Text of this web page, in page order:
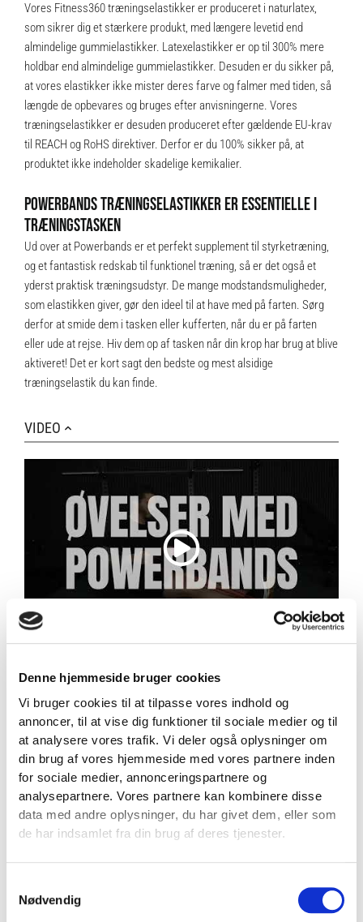
Denne hjemmeside bruger cookies
Vi bruger cookies til at tilpasse vores indhold og
annoncer, til at vise dig funktioner til sociale medier og til
at analysere vores trafik. Vi deler også oplysninger om
din brug af vores hjemmeside med vores partnere inden
for sociale medier, annonceringspartnere og
analysepartnere. Vores partnere kan kombinere disse
data med andre oplysninger, du har givet dem, eller som
de har indsamlet fra din brug af deres tjenester.
Nødvendig
Vores Fitness360 træningselastikker er produceret i naturlatex,
som sikrer dig et stærkere produkt, med længere levetid end
almindelige gummielastikker. Latexelastikker er op til 300% mere
holdbar end almindelige gummielastikker. Desuden er du sikker på,
at vores elastikker ikke mister deres farve og falmer med tiden, så
længde de opbevares og bruges efter anvisningerne. Vores
træningselastikker er desuden produceret efter gældende EU-krav
til REACH og RoHS direktiver. Derfor er du 100% sikker på, at
produktet ikke indeholder skadelige kemikalier.
POWERBANDS TRÆNINGSELASTIKKER ER ESSENTIELLE I
TRÆNINGSTASKEN
Ud over at Powerbands er et perfekt supplement til styrketræning,
og et fantastisk redskab til funktionel træning, så er det også et
yderst praktisk træningsudstyr. De mange modstandsmuligheder,
som elastikken giver, gør den ideel til at have med på farten. Sørg
derfor at smide dem i tasken eller kufferten, når du er på farten
eller ude at rejse. Hiv dem op af tasken når din krop har brug at blive
aktiveret! Det er kort sagt den bedste og mest alsidige
træningselastik du kan finde.
VIDEO